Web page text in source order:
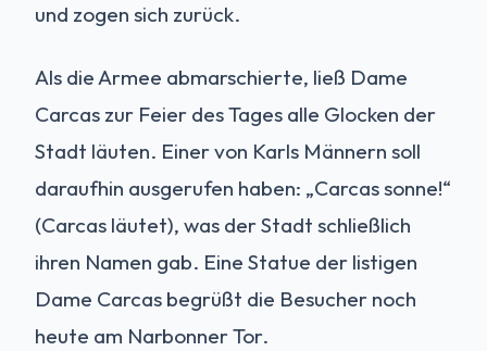
und zogen sich zurück.
Als die Armee abmarschierte, ließ Dame
Carcas zur Feier des Tages alle Glocken der
Stadt läuten. Einer von Karls Männern soll
daraufhin ausgerufen haben: „Carcas sonne!“
(Carcas läutet), was der Stadt schließlich
ihren Namen gab. Eine Statue der listigen
Dame Carcas begrüßt die Besucher noch
heute am Narbonner Tor.